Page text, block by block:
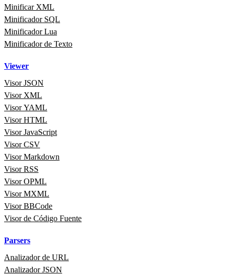
Minificar XML
Minificador SQL
Minificador Lua
Minificador de Texto
Viewer
Visor JSON
Visor XML
Visor YAML
Visor HTML
Visor JavaScript
Visor CSV
Visor Markdown
Visor RSS
Visor OPML
Visor MXML
Visor BBCode
Visor de Código Fuente
Parsers
Analizador de URL
Analizador JSON